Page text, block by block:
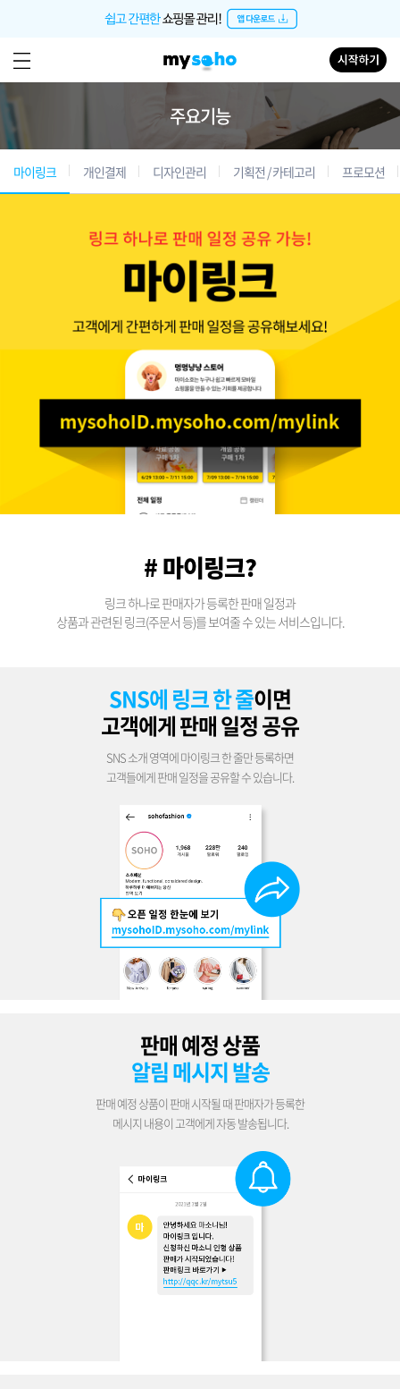
주요기능
마이링크 개인결제 디자인관리 기획전 / 카테고리 프로모션
# 마이링크?
링크 하나로 판매자가 등록한 판매 일정과
상품과 관련된 링크(주문서 등)를 보여줄 수 있는 서비스입니다.
SNS에 링크 한 줄이면
고객에게 판매 일정 공유
SNS 소개 영역에 마이링크 한 줄만 등록하면
고객들에게 판매 일정을 공유할 수 있습니다.
판매 예정 상품
알림 메시지 발송
판매 예정 상품이 판매 시작될 때 판매자가 등록한
메시지 내용이 고객에게 자동 발송됩니다.